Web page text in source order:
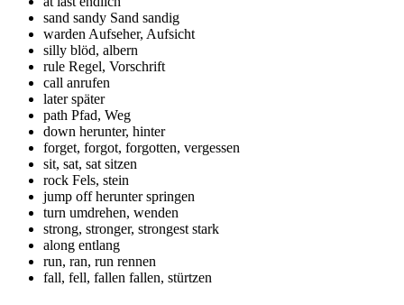
sand sandy Sand sandig
warden Aufseher, Aufsicht
silly blöd, albern
rule Regel, Vorschrift
call anrufen
laterspäter
path Pfad, Weg
down herunter, hinter
forget, forgot, forgotten, vergessen
sit, sat, sat sitzen
rock Fels, stein
jump offherunter springen
turn umdrehen, wenden
strong, stronger, strongest stark
along entlang
run, ran, run rennen
fall, fell, fallen fallen, stürtzen